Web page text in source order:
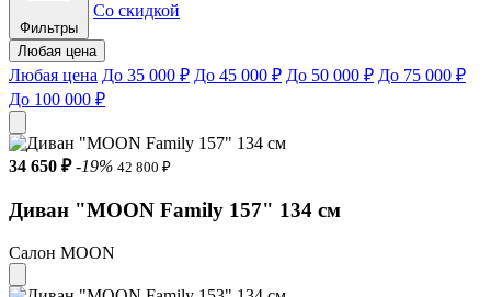
Фильтры
Со скидкой
Любая цена
Любая цена До 35 000 ₽ До 45 000 ₽ До 50 000 ₽ До 75 000 ₽
До 100 000 ₽
34 650 ₽ -19% 42 800 ₽
Диван "MOON Family 157" 134 см
Салон MOON